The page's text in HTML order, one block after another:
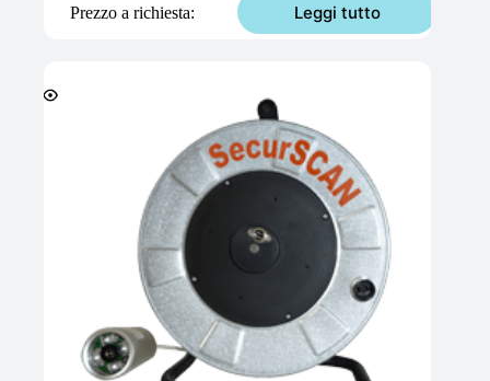
Prezzo a richiesta Leggi tutto